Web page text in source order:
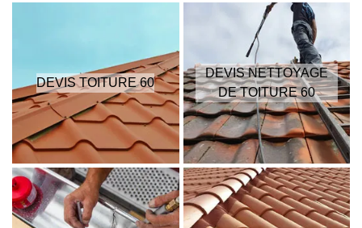
DEVIS TOITURE 60
DEVIS NETTOYAGE
DE TOITURE 60